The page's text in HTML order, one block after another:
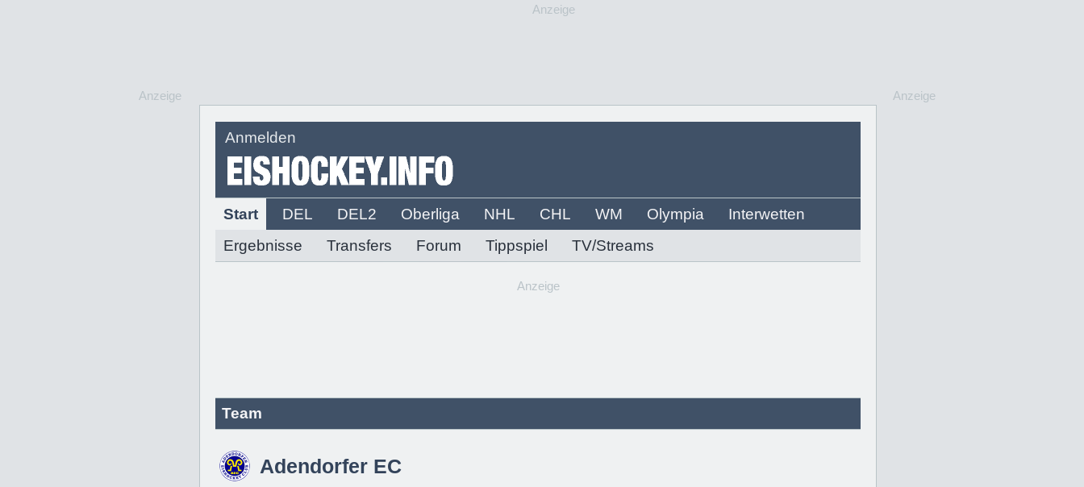
Anzeige
Anmelden
Start DEL DEL2 Oberliga NHL CHL WM Olympia
Interwetten
Ergebnisse
Transfers Forum Tippspiel TV/Streams
Anzeige
Anzeige
Anzeige
Team
Adendorfer EC